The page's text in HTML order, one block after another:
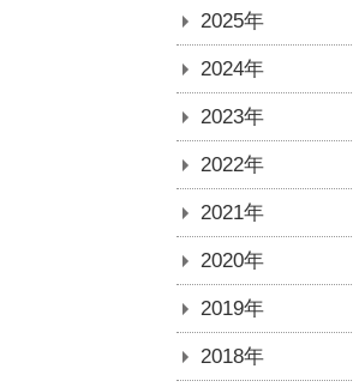
2025年
2024年
2023年
2022年
2021年
2020年
2019年
2018年